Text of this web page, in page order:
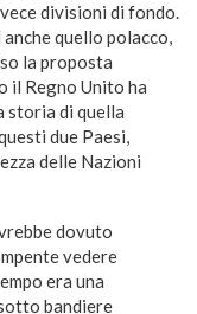
divisioni di fondo.
quello polacco,
la proposta
il Regno Unito ha
storia di quella
due Paesi,
delle Nazioni
dovuto
vedere
era una
bandiere